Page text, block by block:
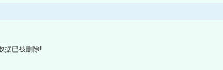
据已被删除!